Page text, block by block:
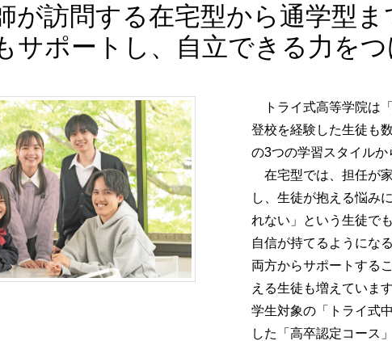
が訪問する在宅型から通学型ま
サポートし、自立できる力をつ
トライ式高等学院は
登校を経験した生徒も
の3つの学習スタイルか
在宅型では、担任が
し、生徒が抱える悩み
れない」という生徒で
自信が持てるようにな
両方からサポートする
える生徒も増えていま
学生対象の「トライ式
した「高卒認定コース